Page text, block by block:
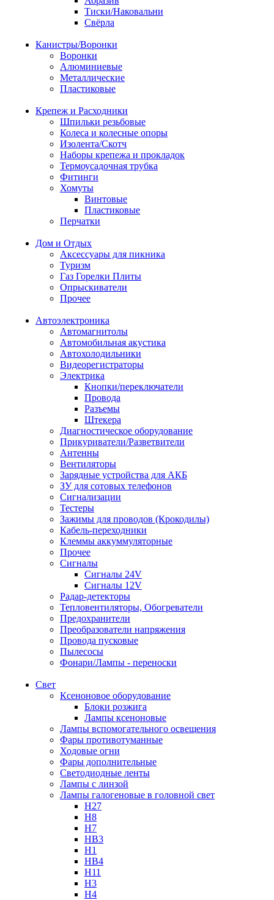
Тиски/Наковальни
Свёрла
Канистры/Воронки
Воронки
Алюминиевые
Металлические
Пластиковые
Крепеж и Расходники
Шпильки резьбовые
Колеса и колесные опоры
Изолента/Скотч
Наборы крепежа и прокладок
Термоусадочная трубка
Фитинги
Хомуты
Винтовые
Пластиковые
Перчатки
Дом и Отдых
Аксессуары для пикника
Туризм
Газ Горелки Плиты
Опрыскиватели
Прочее
Автоэлектроника
Автомагнитолы
Автомобильная акустика
Автохолодильники
Видеорегистраторы
Электрика
Кнопки/переключатели
Провода
Разъемы
Штекера
Диагностическое оборудование
Прикуриватели/Разветвители
Антенны
Вентиляторы
Зарядные устройства для АКБ
ЗУ для сотовых телефонов
Сигнализации
Тестеры
Зажимы для проводов (Крокодилы)
Кабель-переходники
Клеммы аккуммуляторные
Прочее
Сигналы
Сигналы 24V
Сигналы 12V
Радар-детекторы
Тепловентиляторы, Обогреватели
Предохранители
Преобразователи напряжения
Провода пусковые
Пылесосы
Фонари/Лампы - переноски
Свет
Ксеноновое оборудование
Блоки розжига
Лампы ксеноновые
Лампы вспомогательного освещения
Фары противотуманные
Ходовые огни
Фары дополнительные
Светодиодные ленты
Лампы с линзой
Лампы галогеновые в головной свет
H27
H8
H7
HB3
H1
HB4
H11
H3
H4